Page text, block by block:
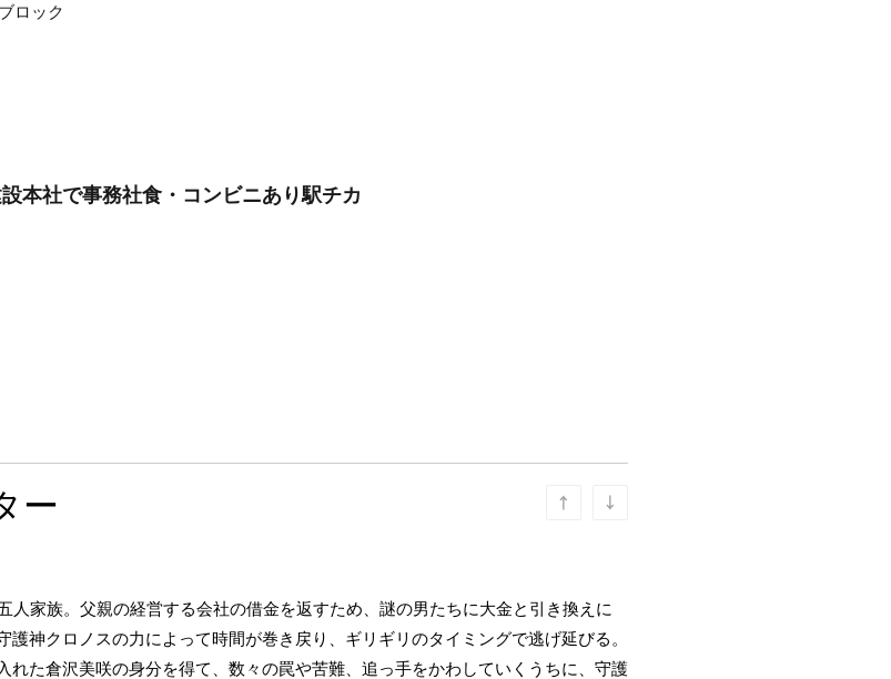
ロック
本社で事務社食・コンビニあり駅チカ
ー
人家族。父親の経営する会社の借金を返すため、謎の男たちに大金と引き換えに
神クロノスの力によって時間が巻き戻り、ギリギリのタイミングで逃げ延びる。
れた倉沢美咲の身分を得て、数々の罠や苦難、追っ手をかわしていくうちに、守護